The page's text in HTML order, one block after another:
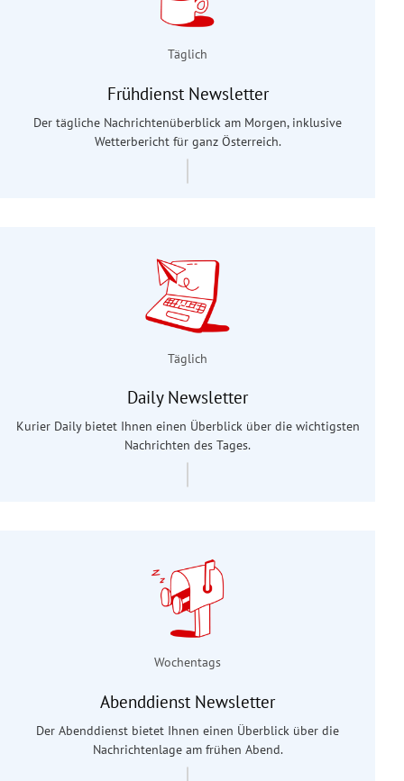
Täglich
Frühdienst Newsletter
Der tägliche Nachrichtenüberblick am Morgen, inklusive
Wetterbericht für ganz Österreich.
Täglich
Daily Newsletter
Kurier Daily bietet Ihnen einen Überblick über die wichtigsten
Nachrichten des Tages.
Wochentags
Abenddienst Newsletter
Der Abenddienst bietet Ihnen einen Überblick über die
Nachrichtenlage am frühen Abend.